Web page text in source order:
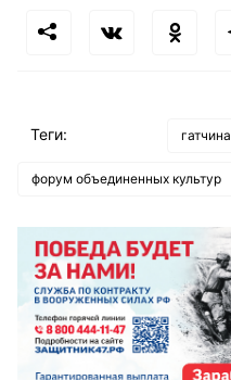
Теги: гатчина
форум объединенных культур